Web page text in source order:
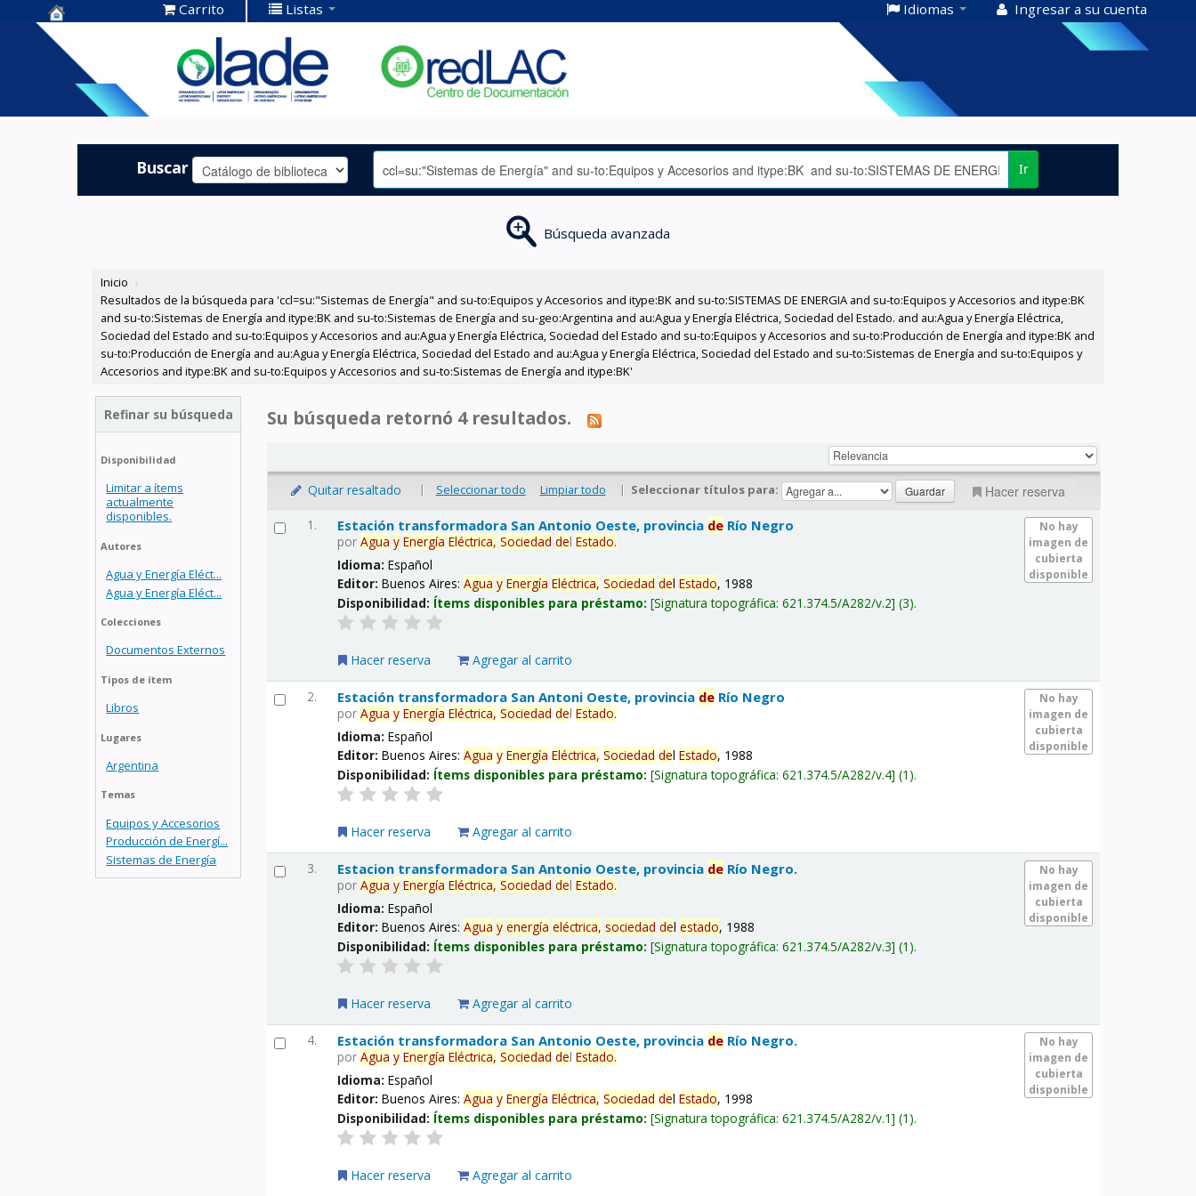
Centro de
Documentación
OLADE -
Carrito Listas Idiomas Ingresar a su cuenta
Buscar Ir
Búsqueda avanzada
Inicio ›
Resultados de la búsqueda para 'ccl=su:"Sistemas de Energía" and su-to:Equipos y Accesorios and itype:BK and su-to:SISTEMAS DE ENERGIA and su-to:Equipos y Accesorios and itype:BK
and su-to:Sistemas de Energía and itype:BK and su-to:Sistemas de Energía and su-geo:Argentina and au:Agua y Energía Eléctrica, Sociedad del Estado. and au:Agua y Energía Eléctrica,
Sociedad del Estado and su-to:Equipos y Accesorios and au:Agua y Energía Eléctrica, Sociedad del Estado and su-to:Equipos y Accesorios and su-to:Producción de Energía and itype:BK and
su-to:Producción de Energía and au:Agua y Energía Eléctrica, Sociedad del Estado and au:Agua y Energía Eléctrica, Sociedad del Estado and su-to:Sistemas de Energía and su-to:Equipos y
Accesorios and itype:BK and su-to:Equipos y Accesorios and su-to:Sistemas de Energía and itype:BK'
Refinar su búsqueda
Disponibilidad
Limitar a ítems
actualmente
disponibles.
Autores
Agua y Energía Eléct...
Agua y Energía Eléct...
Colecciones
Documentos Externos
Tipos de ítem
Libros
Lugares
Argentina
Temas
Equipos y Accesorios
Producción de Energí...
Sistemas de Energía
Su búsqueda retornó 4 resultados.
Quitar resaltado | Seleccionar todo Limpiar todo | Seleccionar títulos para: Hacer reserva
1.
No hay
imagen de
cubierta
disponible
Estación transformadora San Antonio Oeste, provincia de Río Negro
porAgua y Energía Eléctrica, Sociedad delEstado.
Idioma:Español
Editor:Buenos Aires:Agua y Energía Eléctrica, Sociedad delEstado, 1988
Disponibilidad: Ítems disponibles para préstamo: Signatura topográfica:621.374.5/A282/v.2 (3).
Hacer reserva Agregar al carrito
2.
No hay
imagen de
cubierta
disponible
Estación transformadora San Antoni Oeste, provincia de Río Negro
porAgua y Energía Eléctrica, Sociedad delEstado.
Idioma:Español
Editor:Buenos Aires:Agua y Energía Eléctrica, Sociedad delEstado, 1988
Disponibilidad: Ítems disponibles para préstamo: Signatura topográfica:621.374.5/A282/v.4 (1).
Hacer reserva Agregar al carrito
3.
No hay
imagen de
cubierta
disponible
Estacion transformadora San Antonio Oeste, provincia de Río Negro.
porAgua y Energía Eléctrica, Sociedad delEstado.
Idioma:Español
Editor:Buenos Aires:Agua y energía eléctrica, sociedad delestado, 1988
Disponibilidad: Ítems disponibles para préstamo: Signatura topográfica:621.374.5/A282/v.3 (1).
Hacer reserva Agregar al carrito
4.
No hay
imagen de
cubierta
disponible
Estación transformadora San Antonio Oeste, provincia de Río Negro.
porAgua y Energía Eléctrica, Sociedad delEstado.
Idioma:Español
Editor:Buenos Aires:Agua y Energía Eléctrica, Sociedad delEstado, 1998
Disponibilidad: Ítems disponibles para préstamo: Signatura topográfica:621.374.5/A282/v.1 (1).
Hacer reserva Agregar al carrito